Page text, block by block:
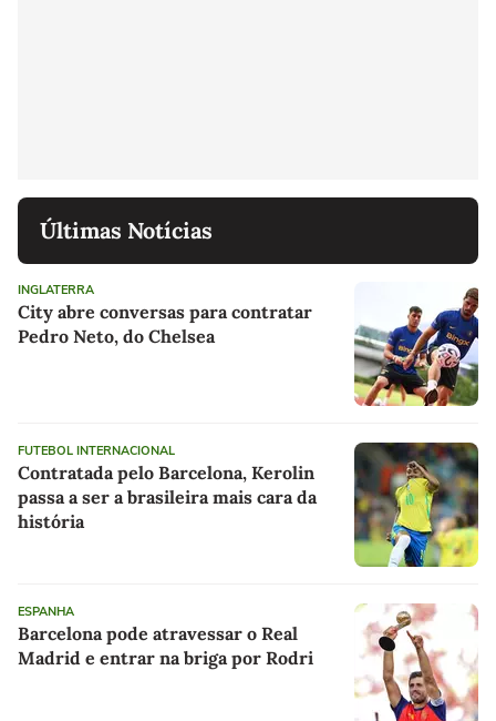
Últimas Notícias
INGLATERRA
City abre conversas para contratar
Pedro Neto, do Chelsea
FUTEBOL INTERNACIONAL
Contratada pelo Barcelona, Kerolin
passa a ser a brasileira mais cara da
história
ESPANHA
Barcelona pode atravessar o Real
Madrid e entrar na briga por Rodri